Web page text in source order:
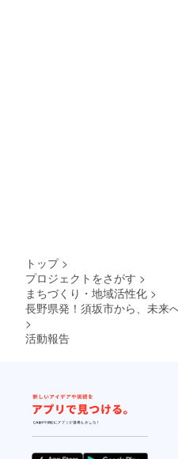
トップ >
プロジェクトをさがす >
まちづくり・地域活性化 >
長野県発！須坂市から、未来
>
活動報告